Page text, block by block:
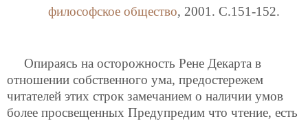
философское общество, 2001. C.151-152.
Опираясь на осторожность Рене Декарта в
отношении собственного ума, предостережем
читателей этих строк замечанием о наличии умов
более просвещенных Предупредим что чтение, есть